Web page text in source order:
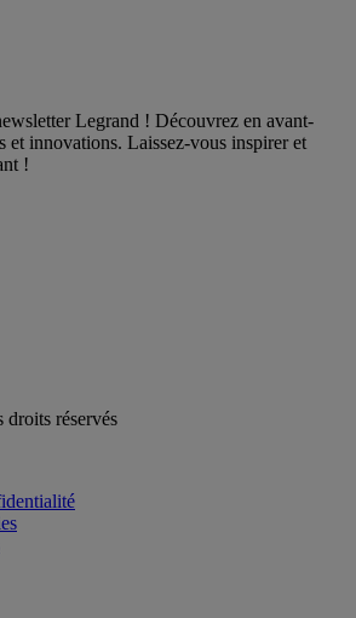
Legrand ! Découvrez en avant-
et innovations. Laissez-vous inspirer et
!
réservés